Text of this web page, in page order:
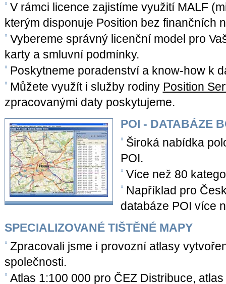
V rámci licence zajistíme využití MALF
kterým disponuje Position bez finančních
Vybereme správný licenční model pro
karty a smluvní podmínky.
Poskytneme poradenství a know-how k
Můžete využít i služby rodiny Position
zpracovanými daty poskytujeme.
POI - DATABÁZE
Široká nabídka
POI.
Více než 80
Například pro
databáze POI více
SPECIALIZOVANÉ TIŠTĚNÉ MAPY
Zpracovali jsme i provozní atlasy
společnosti.
Atlas 1:100 000 pro ČEZ Distribuce,